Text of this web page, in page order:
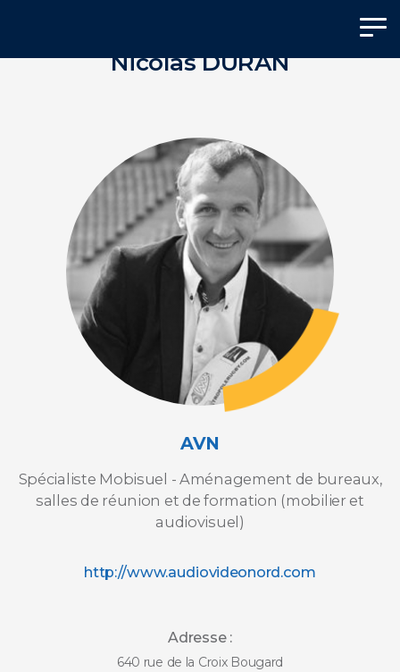
Nicolas DURAN
AVN
Spécialiste Mobisuel - Aménagement de bureaux,
salles de réunion et de formation (mobilier et
audiovisuel)
http://www.audiovideonord.com
Adresse :
640 rue de la Croix Bougard